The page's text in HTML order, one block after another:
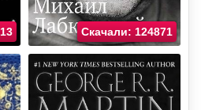
Скачали: 124871